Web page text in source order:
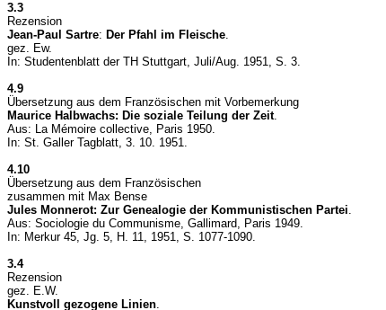
3.3
Rezension
Jean-Paul Sartre: Der Pfahl im Fleische.
gez. Ew.
In: Studentenblatt der TH Stuttgart, Juli/Aug. 1951, S. 3.
4.9
Übersetzung aus dem Französischen mit Vorbemerkung
Maurice Halbwachs: Die soziale Teilung der Zeit.
Aus: La Mémoire collective, Paris 1950.
In: St. Galler Tagblatt, 3. 10. 1951.
4.10
Übersetzung aus dem Französischen
zusammen mit Max Bense
Jules Monnerot: Zur Genealogie der Kommunistischen Partei.
Aus: Sociologie du Communisme, Gallimard, Paris 1949.
In: Merkur 45, Jg. 5, H. 11, 1951, S. 1077-1090.
3.4
Rezension
gez. E.W.
Kunstvoll gezogene Linien.